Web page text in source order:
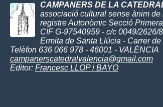
CAMPANERS DE LA
associació cultural sense ànim de
registre Autonòmic Secció
CIF G-97540959 - c/c 0049/2626/
Ermita de Santa Llúcia - Carrer
Telèfon 636 066 978 - 46001 - VALÈNCIA
campanerscatedralvalencia@gmail.com
Editor: Francesc LLOP i BAYO